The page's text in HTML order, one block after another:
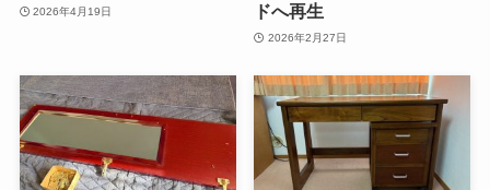
2026年4月19日
ドへ再生
2026年2月27日